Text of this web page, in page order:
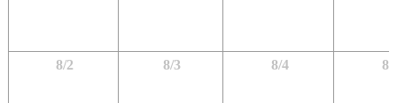
8/2 8/3 8/4 8/